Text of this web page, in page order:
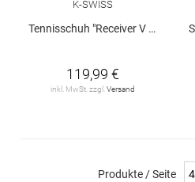
K-SWISS
Tennisschuh "Receiver V Carpet"
119,99 €
inkl. MwSt. zzgl.Versand
Produkte / Seite